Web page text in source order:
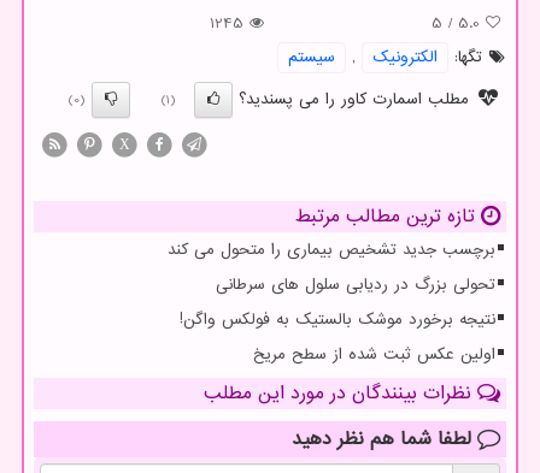
5.0
/
5
1245
تگها:
الكترونیك ,
سیستم
مطلب اسمارت کاور را می پسندید؟
(1)
(0)
X
تازه ترین مطالب مرتبط
برچسب جدید تشخیص بیماری را متحول می کند
تحولی بزرگ در ردیابی سلول های سرطانی
نتیجه برخورد موشک بالستیک به فولکس واگن!
اولین عکس ثبت شده از سطح مریخ
نظرات بینندگان در مورد این مطلب
لطفا شما هم نظر دهید